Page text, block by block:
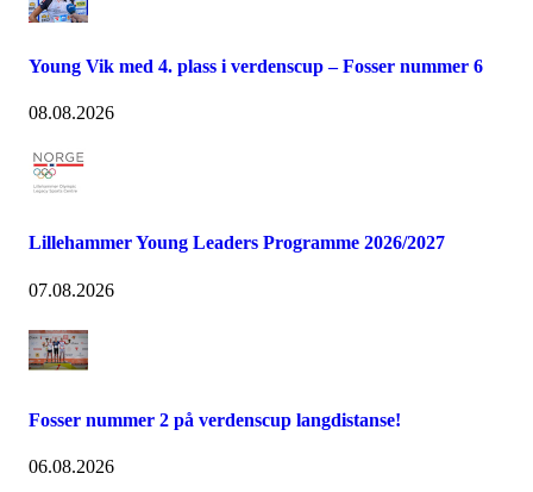
Young Vik med 4. plass i verdenscup – Fosser nummer 6
08.08.2026
Lillehammer Young Leaders Programme 2026/2027
07.08.2026
Fosser nummer 2 på verdenscup langdistanse!
06.08.2026